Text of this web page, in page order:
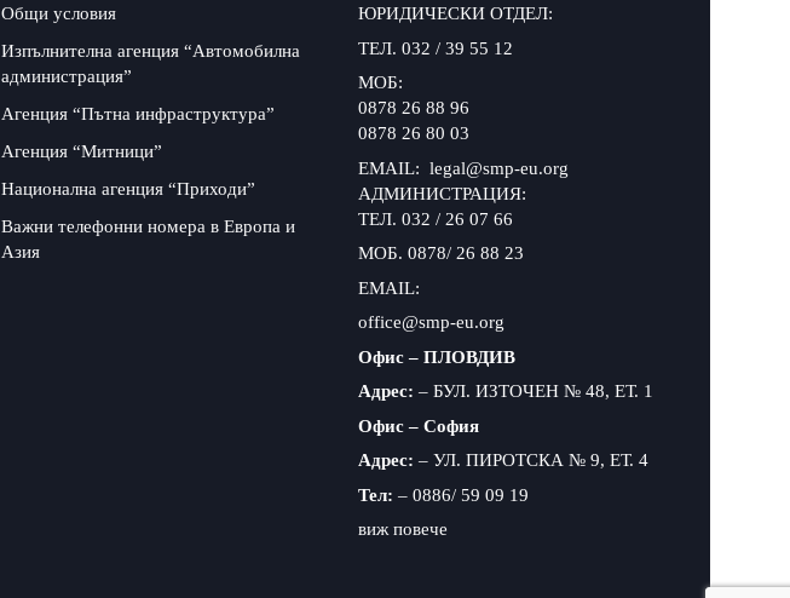
Общи условия
Изпълнителна агенция “Автомобилна
администрация”
Агенция “Пътна инфраструктура”
Агенция “Митници”
Национална агенция “Приходи”
Важни телефонни номера в Европа и
Азия
ЮРИДИЧЕСКИ ОТДЕЛ:
ТЕЛ. 032 / 39 55 12
МОБ:
0878 26 88 96
0878 26 80 03
EMAIL: legal@smp-eu.org
АДМИНИСТРАЦИЯ:
ТЕЛ. 032 / 26 07 66
МОБ. 0878/ 26 88 23
EMAIL:
office@smp-eu.org
Офис – ПЛОВДИВ
Адрес: – БУЛ. ИЗТОЧЕН № 48, ЕТ. 1
Офис – София
Адрес: – УЛ. ПИРОТСКА № 9, ЕТ. 4
Тел: – 0886/ 59 09 19
виж повече